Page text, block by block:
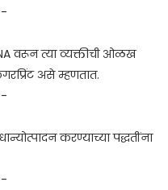
वरून त्या व्यक्तीची ओळख
असे म्हणतात.
करण्याच्या पद्धतींना